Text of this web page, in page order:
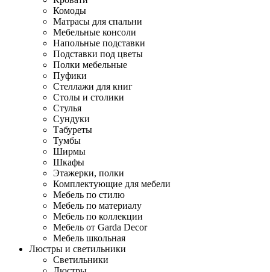
Комоды
Матрасы для спальни
Мебельные консоли
Напольные подставки
Подставки под цветы
Полки мебельные
Пуфики
Стеллажи для книг
Столы и столики
Стулья
Сундуки
Табуреты
Тумбы
Ширмы
Шкафы
Этажерки, полки
Комплектующие для мебели
Мебель по стилю
Мебель по материалу
Мебель по коллекции
Мебель от Garda Decor
Мебель школьная
Люстры и светильники
Светильники